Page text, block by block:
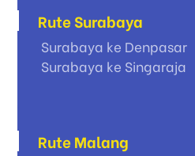
Rute Surabaya
Surabaya ke Denpasar
Surabaya ke Singaraja
Rute Malang